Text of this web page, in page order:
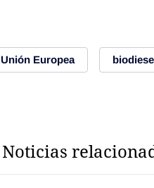
Unión Europea
Noticias